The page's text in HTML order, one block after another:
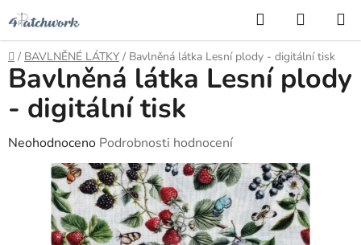
Přejít
na
obsah
Hledat
KOŠÍK
Domů
/ BAVLNĚNÉ LÁTKY / Bavlněná látka Lesní plody - digitální tisk
Bavlněná látka Lesní plody
- digitální tisk
Průměrné
hodnocení
produktu
Neohodnoceno Podrobnosti hodnocení